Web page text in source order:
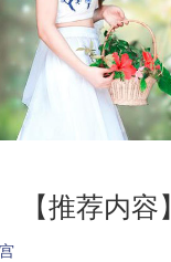
【推荐内容】